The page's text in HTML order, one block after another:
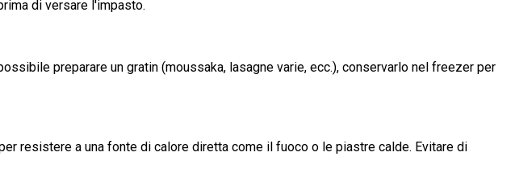
di versare l'impasto.
preparare un gratin (moussaka, lasagne varie, ecc.), conservarlo nel freezer per
resistere a una fonte di calore diretta come il fuoco o le piastre calde. Evitare di